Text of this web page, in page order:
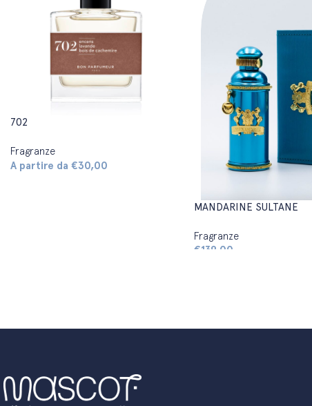
702
Fragranze
A partire da €30,00
MANDARINE SULTANE
Fragranze
€139,00